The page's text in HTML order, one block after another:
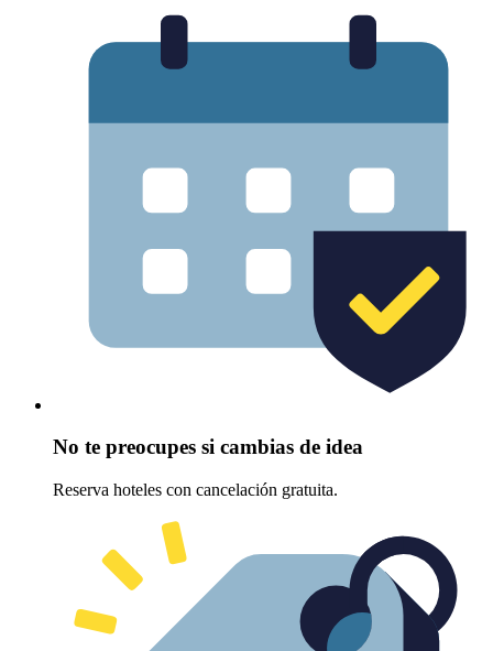
No te preocupes si cambias de idea
Reserva hoteles con cancelación gratuita.